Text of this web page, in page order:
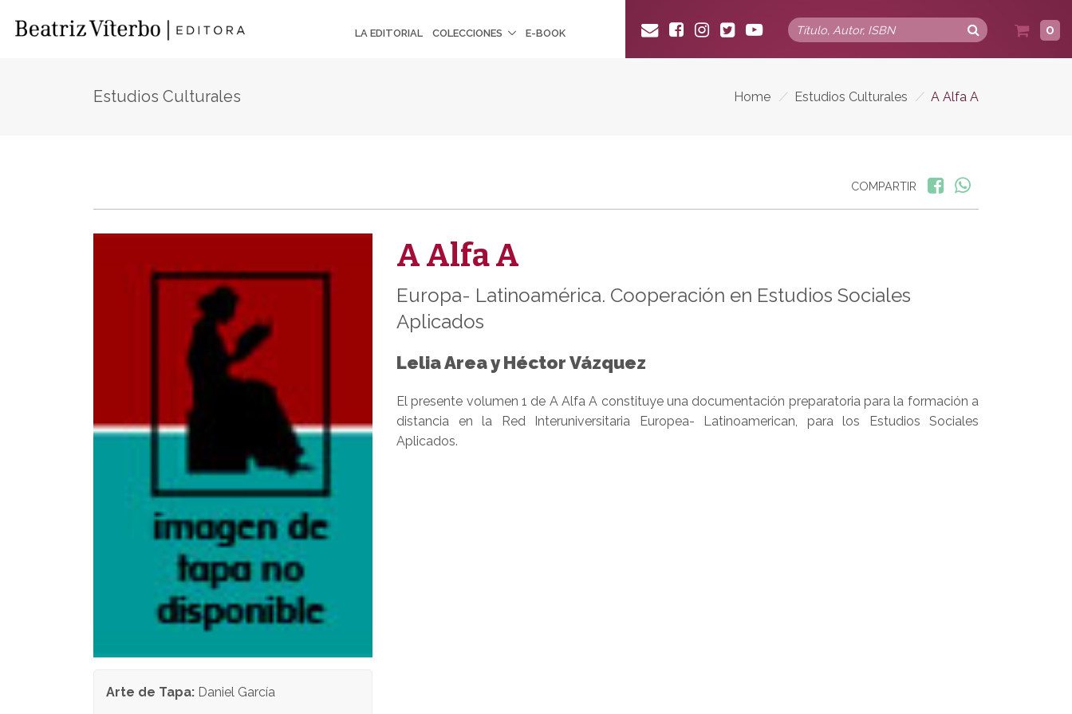
LA EDITORIAL COLECCIONES E-BOOK 0
Estudios Culturales Home / Estudios Culturales / A Alfa A
COMPARTIR
Arte de Tapa: Daniel García
A Alfa A
Europa- Latinoamérica. Cooperación en Estudios Sociales
Aplicados
Lelia Area y Héctor Vázquez
El presente volumen 1 de A Alfa A constituye una documentación preparatoria para la formación a
distancia en la Red Interuniversitaria Europea- Latinoamerican, para los Estudios Sociales
Aplicados.